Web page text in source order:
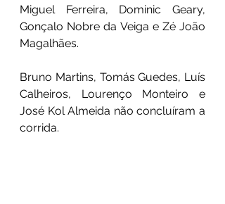
Miguel Ferreira, Dominic Geary,
Gonçalo Nobre da Veiga e Zé João
Magalhães.
Bruno Martins, Tomás Guedes, Luís
Calheiros, Lourenço Monteiro e
José Kol Almeida não concluíram a
corrida.